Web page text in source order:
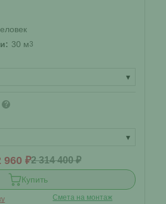
30 м3
▾
?
▾
960 ₽2 314 400 ₽
Купить
Смета на монтаж